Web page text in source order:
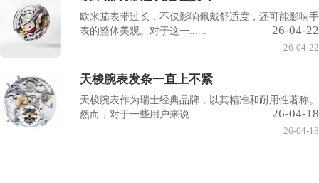
欧米茄表带过长，不仅影响佩戴舒适度，还可能影响手
表的整体美观。对于这一......
26-04-22
26-04-22
天梭腕表发条一直上不紧
天梭腕表作为瑞士经典品牌，以其精准和耐用性著称。
然而，对于一些用户来说......
26-04-18
26-04-18